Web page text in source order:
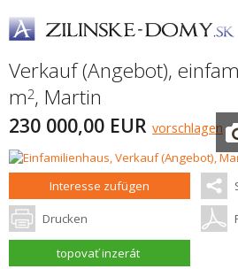
Verkauf (Angebot),
m2, Martin
230 000,00 EUR vorschlagen
Interesse zufügen
Drucken
topovať inzerát